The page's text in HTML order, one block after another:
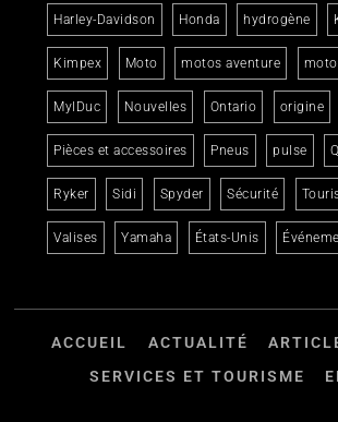
Harley-Davidson Honda hydrogène
Kimpex Moto motos aventure
MylDuc Nouvelles Ontario origine
Pièces et accessoires Pneus pulse
Ryker Sidi Spyder Sécurité
Valises Yamaha États-Unis
ACCUEIL ACTUALITÉ
SERVICES ET TOURISME